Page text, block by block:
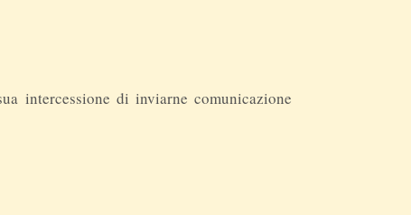
intercessione di inviarne comunicazione